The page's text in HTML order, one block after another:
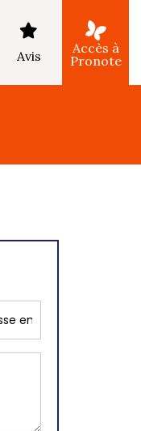
Avis
Accès à
Pronote